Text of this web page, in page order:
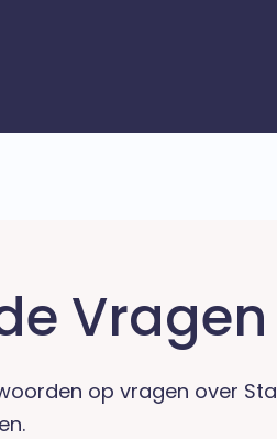
Vragen
op vragen over